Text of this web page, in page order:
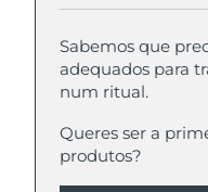
Sabemos que
adequados para
num ritual.
Queres ser a
produtos?